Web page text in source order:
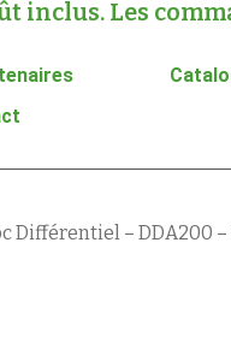
inclus. Les
Différentiel – DDA200 –